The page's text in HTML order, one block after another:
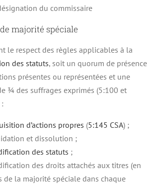
du commissaire
majorité spéciale
le respect des règles applicables à la
des statuts, soit un quorum de présence
présentes ou représentées et une
¾ des suffrages exprimés (5:100 et
d’actions propres (5:145 CSA) ;
et dissolution ;
des statuts ;
des droits attachés aux titres (en
de la majorité spéciale dans chaque